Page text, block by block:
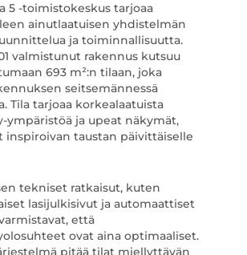
5 -toimistokeskus tarjoaa
ainutlaatuisen yhdistelmän
ja toiminnallisuutta.
valmistunut rakennus kutsuu
693 m²:n tilaan, joka
seitsemännessä
Tila tarjoaa korkealaatuista
ympäristöä ja upeat näkymät,
inspiroivan taustan päivittäiselle
tekniset ratkaisut, kuten
lasijulkisivut ja automaattiset
että
ovat aina optimaaliset.